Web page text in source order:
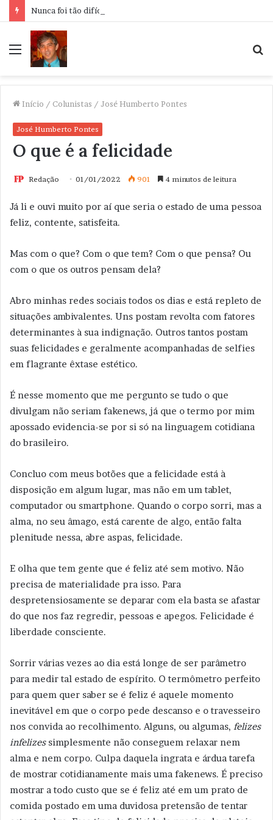
Nunca foi tão difícil pensar
Menu
Início / Colunistas / José Humberto Pontes
José Humberto Pontes
O que é a felicidade
Redação 01/01/2022 901 4 minutos de leitura
Já li e ouvi muito por aí que seria o estado de uma pessoa
feliz, contente, satisfeita.
Mas com o que? Com o que tem? Com o que pensa? Ou
com o que os outros pensam dela?
Abro minhas redes sociais todos os dias e está repleto de
situações ambivalentes. Uns postam revolta com fatores
determinantes à sua indignação. Outros tantos postam
suas felicidades e geralmente acompanhadas de selfies
em flagrante êxtase estético.
É nesse momento que me pergunto se tudo o que
divulgam não seriam fakenews, já que o termo por mim
apossado evidencia-se por si só na linguagem cotidiana
do brasileiro.
Concluo com meus botões que a felicidade está à
disposição em algum lugar, mas não em um tablet,
computador ou smartphone. Quando o corpo sorri, mas a
alma, no seu âmago, está carente de algo, então falta
plenitude nessa, abre aspas, felicidade.
E olha que tem gente que é feliz até sem motivo. Não
precisa de materialidade pra isso. Para
despretensiosamente se deparar com ela basta se afastar
do que nos faz regredir, pessoas e apegos. Felicidade é
liberdade consciente.
Sorrir várias vezes ao dia está longe de ser parâmetro
para medir tal estado de espírito. O termômetro perfeito
para quem quer saber se é feliz é aquele momento
inevitável em que o corpo pede descanso e o travesseiro
nos convida ao recolhimento. Alguns, ou algumas, felizes
infelizessimplesmente não conseguem relaxar nem
alma e nem corpo. Culpa daquela ingrata e árdua tarefa
de mostrar cotidianamente mais uma fakenews. É preciso
mostrar a todo custo que se é feliz até em um prato de
comida postado em uma duvidosa pretensão de tentar